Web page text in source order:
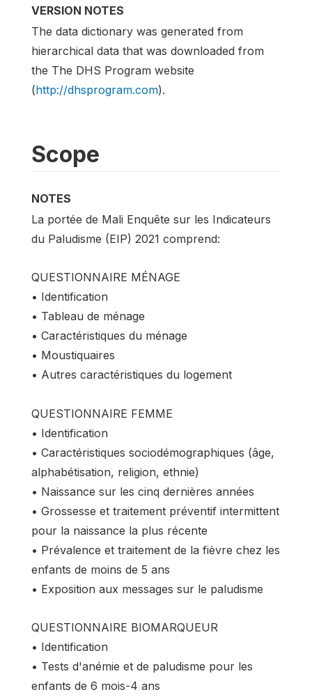
VERSION NOTES
The data dictionary was generated from
hierarchical data that was downloaded from
the The DHS Program website
(http://dhsprogram.com).
Scope
NOTES
La portée de Mali Enquête sur les Indicateurs
du Paludisme (EIP) 2021 comprend:
QUESTIONNAIRE MÉNAGE
• Identification
• Tableau de ménage
• Caractéristiques du ménage
• Moustiquaires
• Autres caractéristiques du logement
QUESTIONNAIRE FEMME
• Identification
• Caractéristiques sociodémographiques (âge,
alphabétisation, religion, ethnie)
• Naissance sur les cinq dernières années
• Grossesse et traitement préventif intermittent
pour la naissance la plus récente
• Prévalence et traitement de la fièvre chez les
enfants de moins de 5 ans
• Exposition aux messages sur le paludisme
QUESTIONNAIRE BIOMARQUEUR
• Identification
• Tests d'anémie et de paludisme pour les
enfants de 6 mois-4 ans